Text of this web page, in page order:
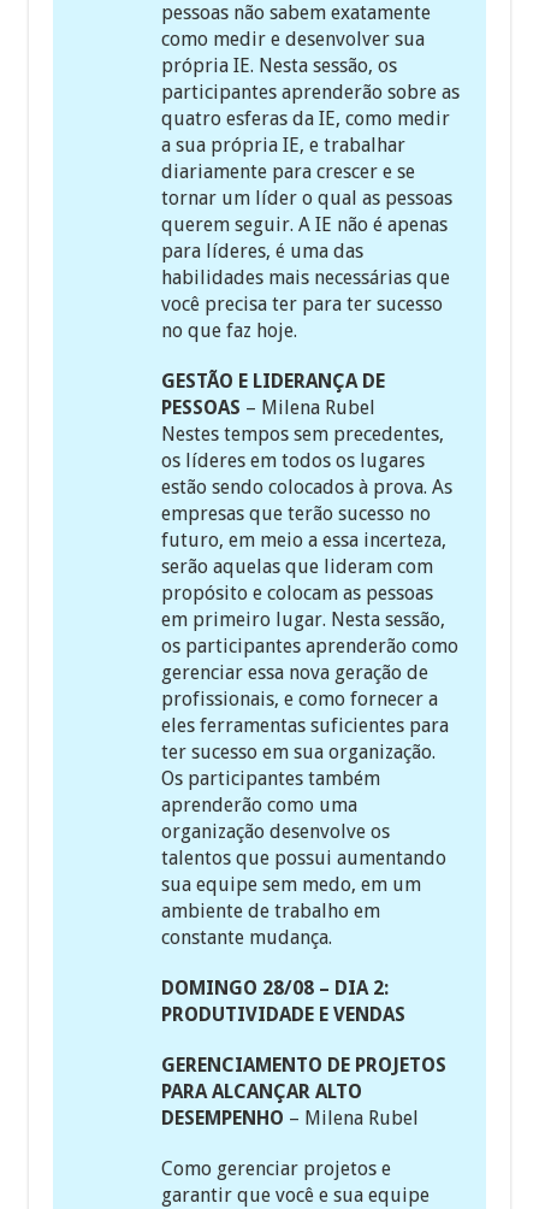
pessoas não sabem exatamente
como medir e desenvolver sua
própria IE. Nesta sessão, os
participantes aprenderão sobre as
quatro esferas da IE, como medir
a sua própria IE, e trabalhar
diariamente para crescer e se
tornar um líder o qual as pessoas
querem seguir. A IE não é apenas
para líderes, é uma das
habilidades mais necessárias que
você precisa ter para ter sucesso
no que faz hoje.
GESTÃO E LIDERANÇA DE
PESSOAS – Milena Rubel
Nestes tempos sem precedentes,
os líderes em todos os lugares
estão sendo colocados à prova. As
empresas que terão sucesso no
futuro, em meio a essa incerteza,
serão aquelas que lideram com
propósito e colocam as pessoas
em primeiro lugar. Nesta sessão,
os participantes aprenderão como
gerenciar essa nova geração de
profissionais, e como fornecer a
eles ferramentas suficientes para
ter sucesso em sua organização.
Os participantes também
aprenderão como uma
organização desenvolve os
talentos que possui aumentando
sua equipe sem medo, em um
ambiente de trabalho em
constante mudança.
DOMINGO 28/08 – DIA 2:
PRODUTIVIDADE E VENDAS
GERENCIAMENTO DE PROJETOS
PARA ALCANÇAR ALTO
DESEMPENHO – Milena Rubel
Como gerenciar projetos e
garantir que você e sua equipe